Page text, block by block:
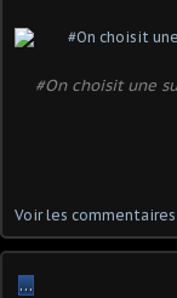
#On choisit une
Voir les commentaires
…